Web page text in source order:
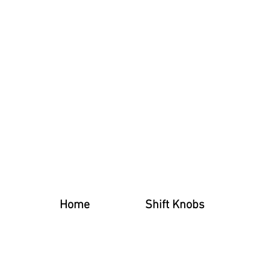
Home Shift Knobs